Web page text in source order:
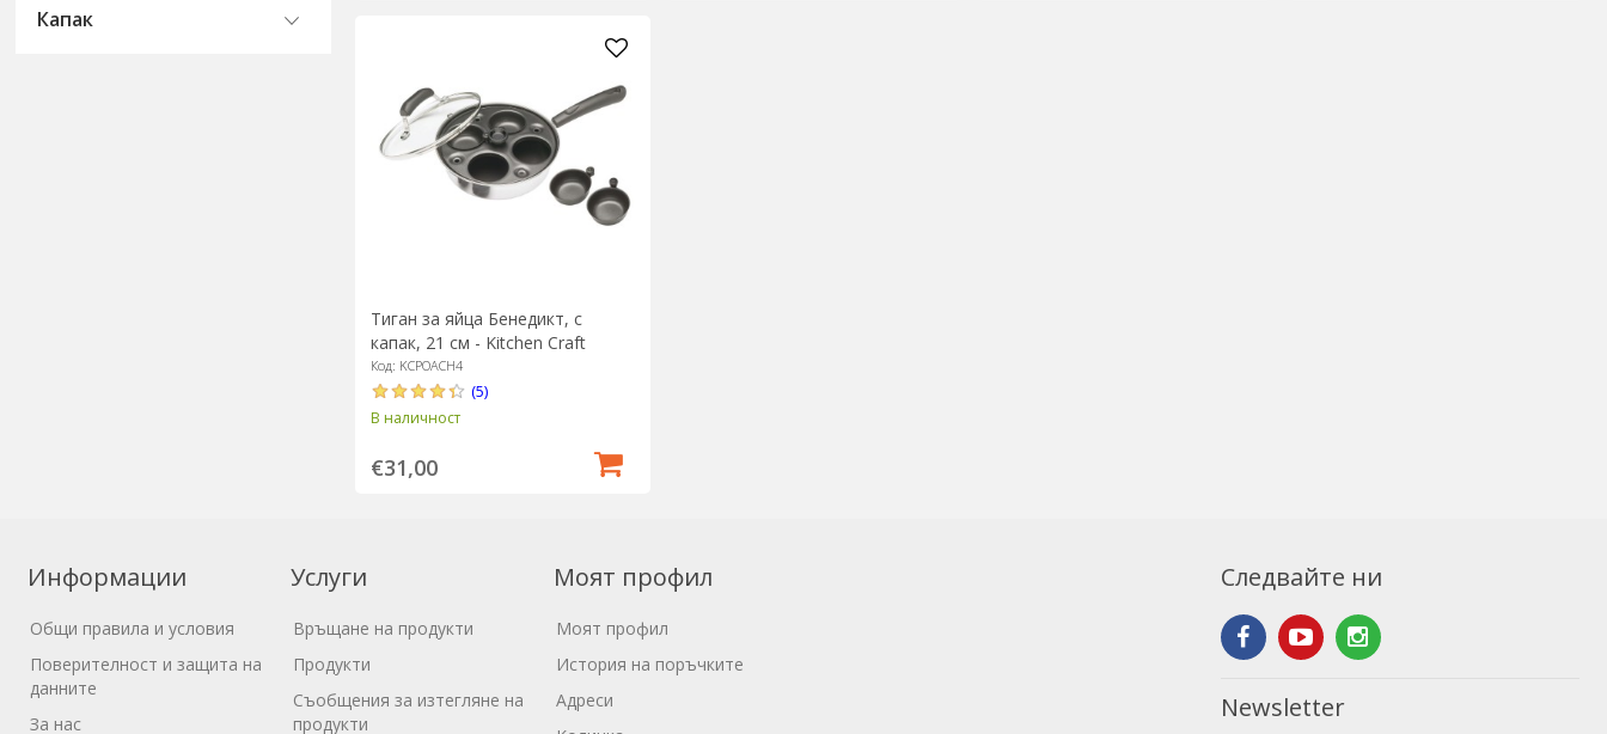
Капак
Тиган за яйца Бенедикт, с
капак, 21 см - Kitchen Craft
Код: KCPOACH4
(5)
В наличност
€31,00
Информации
Общи правила и условия
Поверителност и защита на
данните
За нас
Услуги
Връщане на продукти
Продукти
Съобщения за изтегляне на
продукти
Моят профил
Моят профил
История на поръчките
Адреси
Следвайте ни
Newsletter